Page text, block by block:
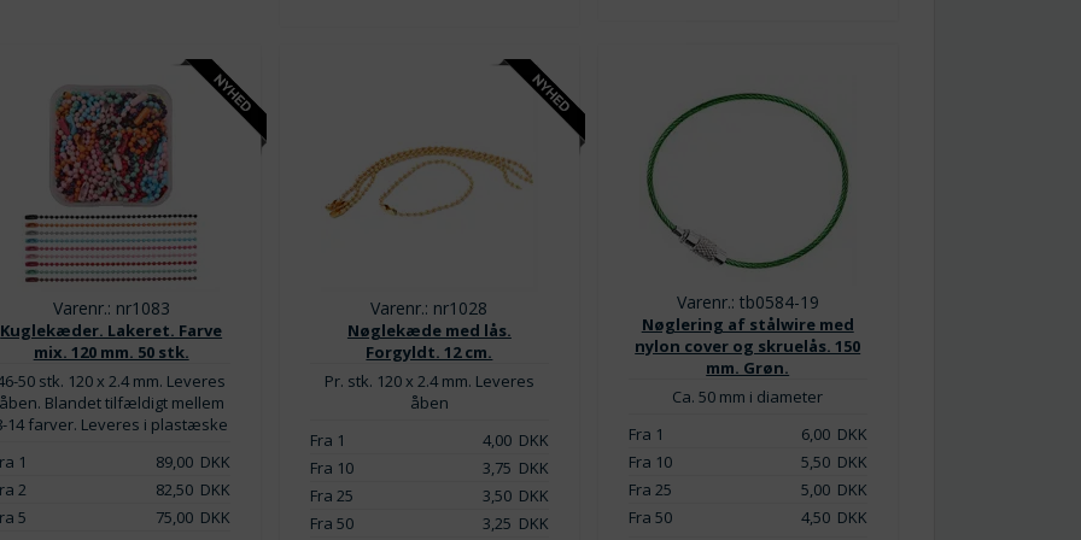
Varenr.: nr1083
Kuglekæder. Lakeret. Farve
mix. 120 mm. 50 stk.
50 stk. 120 x 2.4 mm. Leveres
åben. Blandet tilfældigt mellem
14 farver. Leveres i plastæske
1
89,00 DKK
2
82,50 DKK
5
75,00 DKK
Varenr.: nr1028
Nøglekæde med lås.
Forgyldt. 12 cm.
Pr. stk. 120 x 2.4 mm. Leveres
åben
Fra 1
4,00DKK
Fra 10
3,75 DKK
Fra 25
3,50DKK
Fra 50
3,25 DKK
Varenr.: tb0584-19
Nøglering af stålwire med
nylon cover og skruelås. 150
mm. Grøn.
Ca. 50 mm i diameter
Fra 1
6,00DKK
Fra 10
5,50DKK
Fra 25
5,00DKK
Fra 50
4,50DKK